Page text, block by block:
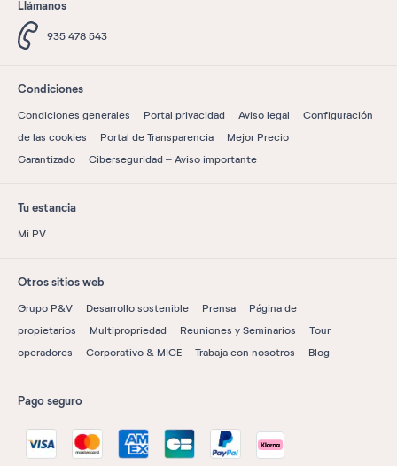
Llámanos
935 478 543
Condiciones
Condiciones generales Portal privacidad Aviso legal
Configuración
de las cookies
Portal de Transparencia
Mejor Precio
Garantizado
Ciberseguridad – Aviso importante
Tu estancia
Mi PV
Otros sitios web
Grupo P&V Desarrollo sostenible Prensa
Página de
propietarios
Multipropriedad Reuniones y Seminarios
Tour
operadores
Corporativo & MICE Trabaja con nosotros Blog
Pago seguro